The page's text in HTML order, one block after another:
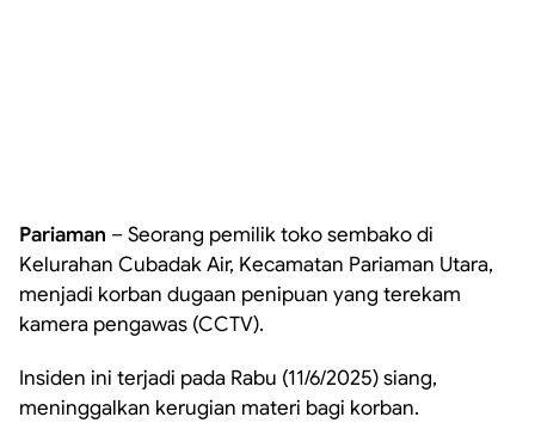
Pariaman – Seorang pemilik toko sembako di
Kelurahan Cubadak Air, Kecamatan Pariaman Utara,
menjadi korban dugaan penipuan yang terekam
kamera pengawas (CCTV).
Insiden ini terjadi pada Rabu (11/6/2025) siang,
meninggalkan kerugian materi bagi korban.